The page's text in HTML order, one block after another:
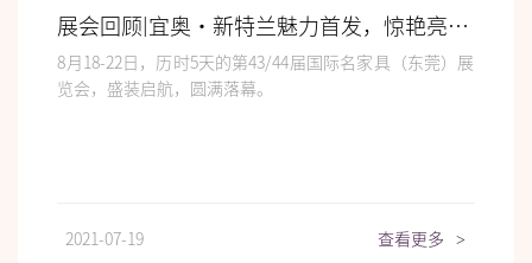
展会回顾|宜奥•新特兰魅力首发，惊艳亮相！
8月18-22日，历时5天的第43/44届国际名家具（东莞）展
览会，盛装启航，圆满落幕。
2021-07-19 查看更多 >